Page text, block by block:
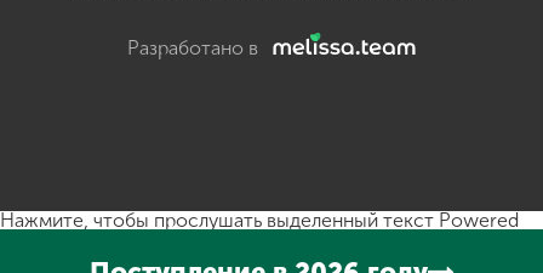
Разработано в
Нажмите, чтобы прослушать выделенный текст Powered